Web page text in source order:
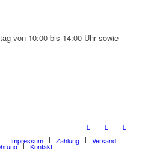
von 10:00 bis 14:00 Uhr sowie
Impressum Zahlung Versand
Kontakt